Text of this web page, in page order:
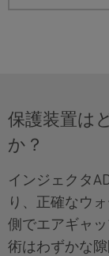
保護装置は
か？
インジェクタ
り、正確なウ
側でエアギャ
術はわずかな